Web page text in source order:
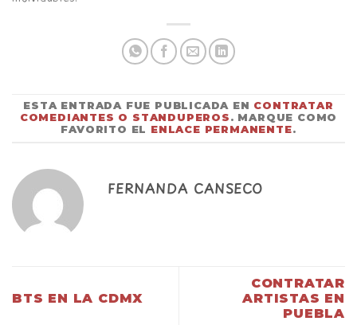
ESTA ENTRADA FUE PUBLICADA EN CONTRATAR
COMEDIANTES O STANDUPEROS . MARQUE COMO
FAVORITO EL ENLACE PERMANENTE.
FERNANDA CANSECO
BTS EN LA CDMX
CONTRATAR
ARTISTAS EN
PUEBLA